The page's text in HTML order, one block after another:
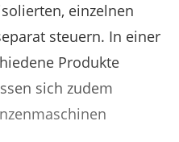
einzelnen
steuern. In einer
Produkte
sich zudem